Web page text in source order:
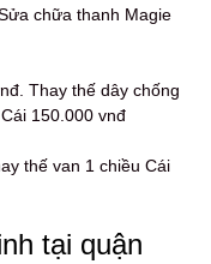
chữa thanh Magie
Thay thế dây chống
150.000 vnđ
thế van 1 chiều Cái
tại quận